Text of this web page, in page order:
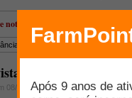
Por data Mais lidos
com Angelo
08/11/2010